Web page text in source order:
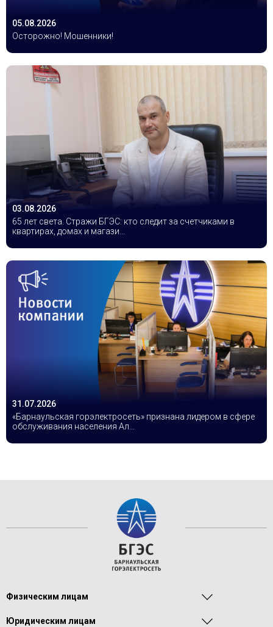
05.08.2026
Осторожно! Мошенники!
03.08.2026
65 лет света. Стражи БГЭС: кто следит за счетчиками в
квартирах, домах и магази...
31.07.2026
«Барнаульская горэлектросеть» признана лидером в сфере
обслуживания населения Ал...
Физическим лицам
Юридическим лицам